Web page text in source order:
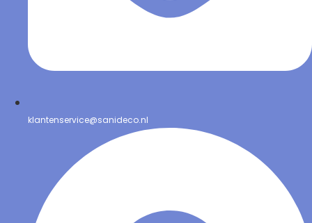
klantenservice@sanideco.nl